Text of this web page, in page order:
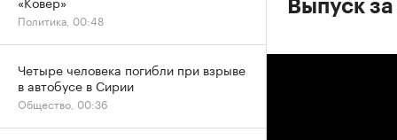
Выпуск
Политика, 00:48
Четыре человека погибли при взрыве
в автобусе в Сирии
Общество, 00:36